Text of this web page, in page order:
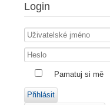
Login
Pamatuj si mě
Přihlásit